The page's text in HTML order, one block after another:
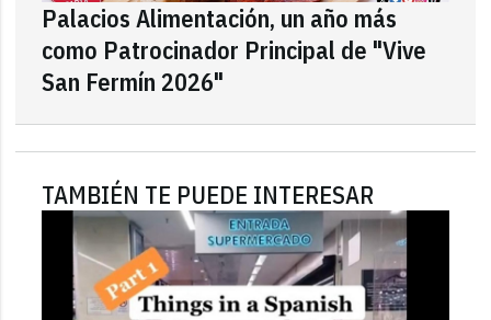
Palacios Alimentación, un año más
como Patrocinador Principal de "Vive
San Fermín 2026"
TAMBIÉN TE PUEDE INTERESAR